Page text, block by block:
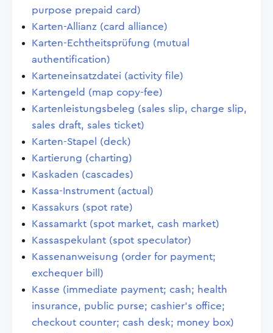
purpose prepaid card)
Karten-Allianz (card alliance)
Karten-Echtheitsprüfung (mutual
authentification)
Karteneinsatzdatei (activity file)
Kartengeld (map copy-fee)
Kartenleistungsbeleg (sales slip, charge slip,
sales draft, sales ticket)
Karten-Stapel (deck)
Kartierung (charting)
Kaskaden (cascades)
Kassa-Instrument (actual)
Kassakurs (spot rate)
Kassamarkt (spot market, cash market)
Kassaspekulant (spot speculator)
Kassenanweisung (order for payment;
exchequer bill)
Kasse (immediate payment; cash; health
insurance, public purse; cashier's office;
checkout counter; cash desk; money box)